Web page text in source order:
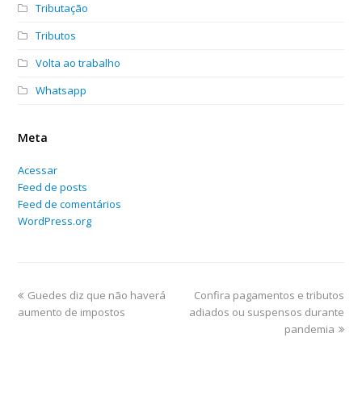
Tributação
Tributos
Volta ao trabalho
Whatsapp
Meta
Acessar
Feed de posts
Feed de comentários
WordPress.org
Guedes diz que não haverá
aumento de impostos
Confira pagamentos e tributos
adiados ou suspensos durante
pandemia